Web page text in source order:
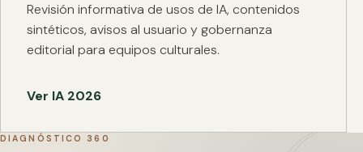
Revisión informativa de usos de IA, contenidos
sintéticos, avisos al usuario y gobernanza
editorial para equipos culturales.
Ver IA 2026
DIAGNÓSTICO 360